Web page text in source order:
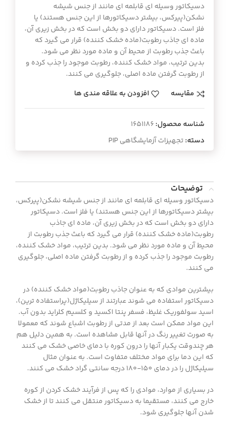
دسیکاتور وسیله ای قابلمه ای مانند از جنس شیشه
نشکن(پیرکس، بیشتر دسیکاتورها از این جنس هستند) یا
فلز است. دسیکاتور دارای دو بخش است که در بخش زیری آن،
ماده ای جاذب رطوبت(ماده خشک کننده) قرار می گیرد که
باعث جذب رطوبت از محیط آن و ماده مورد نظر می شود.
بدین ترتیب، مواد خشک کننده، رطوبت موجود را جذب کرده و
از رطوبت گرفتن ماده اصلی، جلوگیری می کنند.
مقایسه
افزودن به علاقه مندی ها
شناسه محصول: 1651186
دسته:تجهیزات آزمایشگاهی PIP
توضیحات
دسیکاتور وسیله ای قابلمه ای مانند از جنس شیشه نشکن(پیرکس،
بیشتر دسیکاتورها از این جنس هستند) یا فلز است. دسیکاتور
دارای دو بخش است که در بخش زیری آن، ماده ای جاذب
رطوبت(ماده خشک کننده) قرار می گیرد که باعث جذب رطوبت از
محیط آن و ماده مورد نظر می شود. بدین ترتیب، مواد خشک کننده،
رطوبت موجود را جذب کرده و از رطوبت گرفتن ماده اصلی، جلوگیری
می کنند.
بیشترین موادی که به عنوان جاذب رطوبت(مواد خشک کننده) در
دسیکاتور استفاده می شوند عبارتند از سیلیکاژل(پراستفاده ترین)،
اسید سولفوریک غلیظ، فسفر پنتا اکسید و کلسیم کلراید بدون آب.
این مواد ممکن است بعد از مدتی از رطوبت اشباع شوند که معمولا
به صورت تغییر رنگ در آنها قابل مشاهده است. به همین دلیل هم
هر چندوقت یکبار آنها را درون کوره با دمای خاصی خشک می کنند
که این دما برای مواد مختلف متفاوت است. به عنوان مثال
سیلیکاژل را در دمای 150-180 درجه سانتی گراد خشک می کنند.
در بسیاری از موارد، موادی را که پس از فرآیند خشک کردن از کوره
خارج می کنند، مستقیما به دسیکاتور منتقل می کنند تا از خشک
شدن آنها جلوگیری شود.